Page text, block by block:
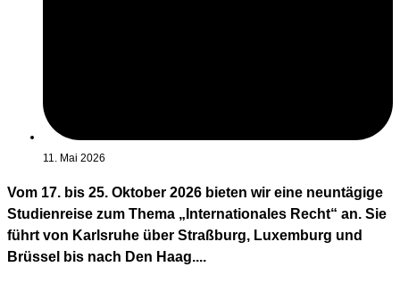
11. Mai 2026
Vom 17. bis 25. Oktober 2026 bieten wir eine neuntägige
Studienreise zum Thema „Internationales Recht“ an. Sie
führt von Karlsruhe über Straßburg, Luxemburg und
Brüssel bis nach Den Haag....